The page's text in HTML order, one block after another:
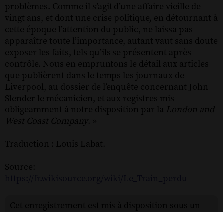
problèmes. Comme il s’agit d’une affaire vieille de
vingt ans, et dont une crise politique, en détournant à
cette époque l’attention du public, ne laissa pas
apparaître toute l’importance, autant vaut sans doute
exposer les faits, tels qu’ils se présentent après
contrôle. Nous en empruntons le détail aux articles
que publièrent dans le temps les journaux de
Liverpool, au dossier de l’enquête concernant John
Slender le mécanicien, et aux registres mis
obligeamment à notre disposition par la London and
West Coast Company . »
Traduction : Louis Labat.
Source: